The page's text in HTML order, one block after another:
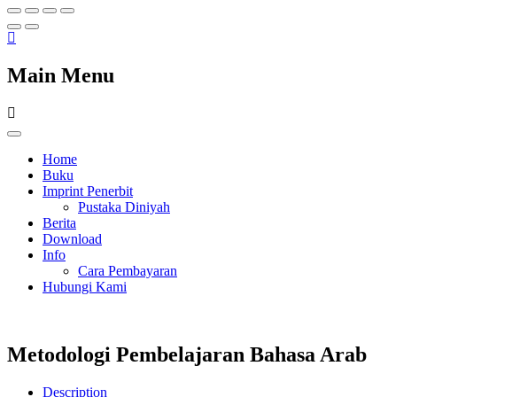
Main Menu
Home
Buku
Imprint Penerbit
Pustaka Diniyah
Berita
Download
Info
Cara Pembayaran
Hubungi Kami
Metodologi Pembelajaran Bahasa Arab
Description